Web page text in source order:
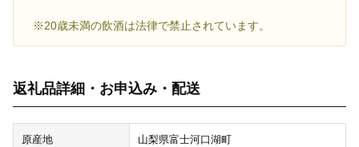
※20歳未満の飲酒は法律で禁止されています。
返礼品詳細・お申込み・配送
原産地 山梨県富士河口湖町